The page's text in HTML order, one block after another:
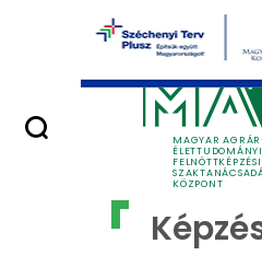
Ugrás a fő tartalomhoz
MAGYAR
FELNŐTTKÉPZÉSI
KÖZPONT